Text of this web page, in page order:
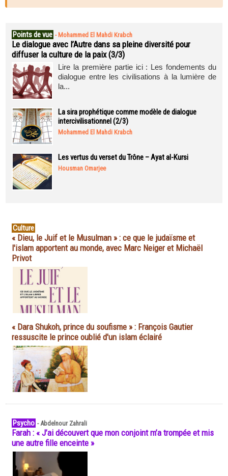
Points de vue - Mohammed El Mahdi Krabch
Le dialogue avec l’Autre dans sa pleine diversité pour
diffuser la culture de la paix (3/3)
Lire la première partie ici : Les fondements du
dialogue entre les civilisations à la lumière de
la...
La sira prophétique comme modèle de dialogue
intercivilisationnel (2/3)
Mohammed El Mahdi Krabch
Les vertus du verset du Trône – Ayat al-Kursi
Housman Omarjee
Culture
« Dieu, le Juif et le Musulman » : ce que le judaïsme et
l'islam apportent au monde, avec Marc Neiger et Michaël
Privot
« Dara Shukoh, prince du soufisme » : François Gautier
ressuscite le prince oublié d'un islam éclairé
Psycho -Abdelnour Zahrali
Farah : « J’ai découvert que mon conjoint m’a trompée et mis
une autre fille enceinte »